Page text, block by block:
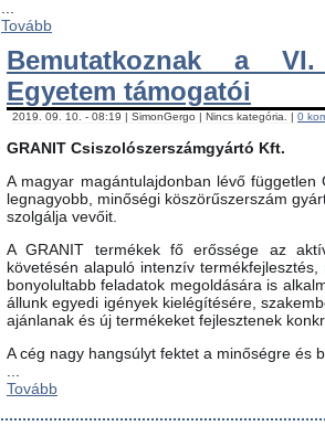
Tovább
Bemutatkoznak a
Egyetem támogatói
2019. 09. 10. - 08:19 | SimonGergo | Nincs kategória. | 0
GRANIT Csiszolószerszámgyártó Kft.
A magyar magántulajdonban lévő független
legnagyobb, minőségi köszörűszerszám
szolgálja vevőit.
A GRANIT termékek fő erőssége az
követésén alapuló intenzív
bonyolultabb feladatok megoldására is
állunk egyedi igények kielégítésére,
ajánlanak és új termékeket fejlesztenek
A cég nagy hangsúlyt fektet a minőségre és
Tovább